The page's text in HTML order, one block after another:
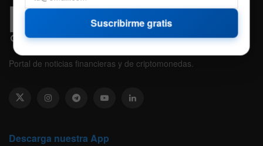
Portal de noticias financieras y de criptomonedas.
Descarga nuestra App
Suscribirme gratis